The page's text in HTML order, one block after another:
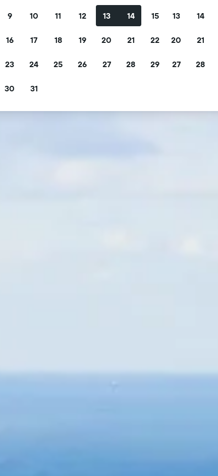
Filter promo Anda
lainnya.
9 10 11 12 13 14 15
16 17 18 19 20 21 22
23 24 25 26 27 28 29
30 31
13 14
20 21
27 28